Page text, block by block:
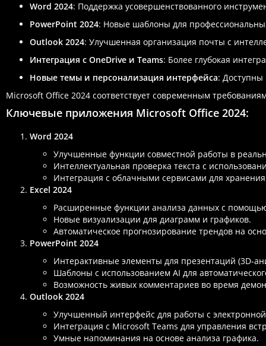
Word 2024: Поддержка усовершенствованного
PowerPoint 2024: Новые шаблоны для
Outlook 2024: Улучшенная организация почты с
Интеграция с OneDrive и Teams: Более глубокая
Новые темы и персонализация интерфейса: Доступны
Microsoft Office 2024 соответствует современным
Ключевые приложения Microsoft Office 2024:
Word 2024
Улучшенные функции совместной работы в
Интеллектуальная проверка текста с
Интеграция с облачными сервисами для
Excel 2024
Расширенные функции анализа данных с
Новые визуализации для диаграмм и графиков.
Автоматическое прогнозирование трендов на
PowerPoint 2024
Интерактивные элементы для презентаций (3D-
Шаблоны с использованием AI для
Возможность живых комментариев во время
Outlook 2024
Улучшенный интерфейс для работы с
Интеграция с Microsoft Teams для управления
Умные напоминания на основе анализа графика.